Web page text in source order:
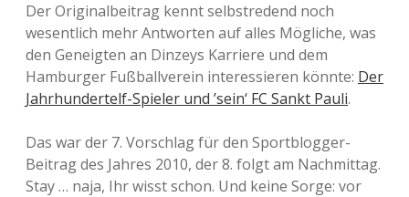
Der Originalbeitrag kennt selbstredend noch
wesentlich mehr Antworten auf alles Mögliche, was
den Geneigten an Dinzeys Karriere und dem
Hamburger Fußballverein interessieren könnte: Der
Jahrhundertelf-Spieler und ’sein‘ FC Sankt Pauli.
Das war der 7. Vorschlag für den Sportblogger-
Beitrag des Jahres 2010, der 8. folgt am Nachmittag.
Stay … naja, Ihr wisst schon. Und keine Sorge: vor